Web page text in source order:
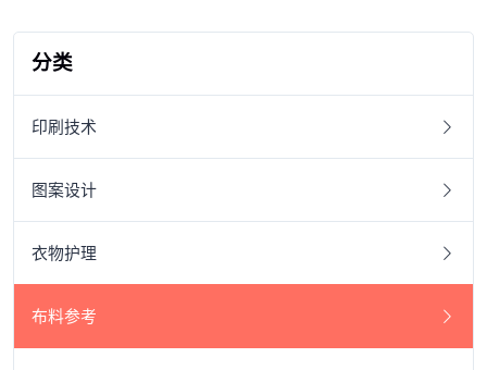
分类
印刷技术
图案设计
衣物护理
布料参考